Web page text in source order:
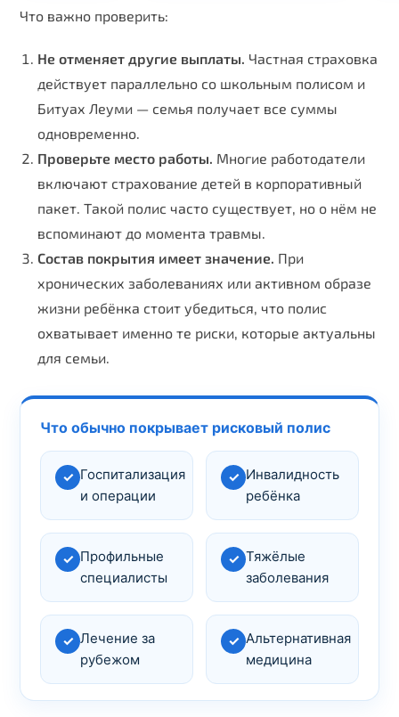
Что важно проверить:
Не отменяет другие выплаты. Частная страховка
действует параллельно со школьным полисом и
Битуах Леуми — семья получает все суммы
одновременно.
Проверьте место работы. Многие работодатели
включают страхование детей в корпоративный
пакет. Такой полис часто существует, но о нём не
вспоминают до момента травмы.
Состав покрытия имеет значение. При
хронических заболеваниях или активном образе
жизни ребёнка стоит убедиться, что полис
охватывает именно те риски, которые актуальны
для семьи.
Что обычно покрывает рисковый полис
✓ Госпитализация
и операции
✓ Инвалидность
ребёнка
✓ Профильные
специалисты
✓ Тяжёлые
заболевания
✓ Лечение за
рубежом
✓ Альтернативная
медицина